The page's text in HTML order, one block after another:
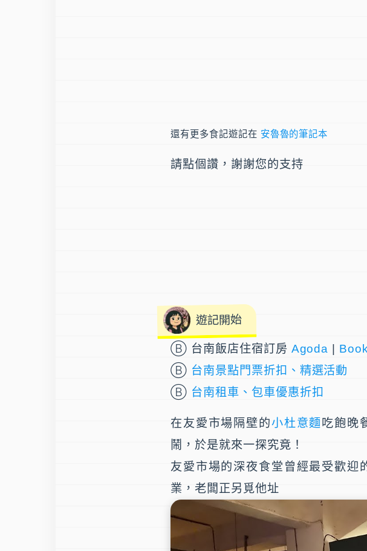
還有更多食記遊記在 安魯魯的筆記本
請點個讚，謝謝您的支持
遊記開始
Ⓑ 台南飯店住宿訂房 Agoda
Ⓑ 台南景點門票折扣、精選活動
Ⓑ 台南租車、包車優惠折扣
在友愛市場 隔壁的小杜意麵吃飽晚
鬧，於是就來一探究竟！
友愛市場的深夜食堂曾經最受歡迎
業，老闆正另覓他址